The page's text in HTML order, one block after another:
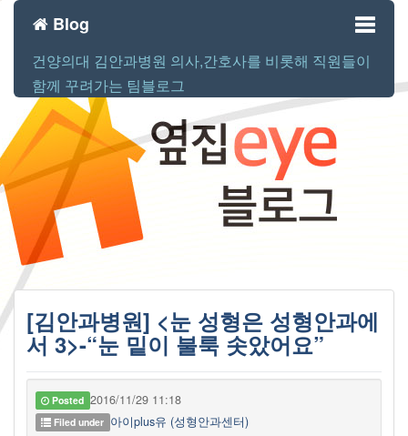
Toggle
Blog
건양의대 김안과병원 의사,간호사를 비롯해 직원들이
함께 꾸려가는 팀블로그
[김안과병원] <눈 성형은 성형안과에
서 3>-“눈 밑이 불룩 솟았어요”
Posted 2016/11/29 11:18
Filed under 아이plus유 (성형안과센터)